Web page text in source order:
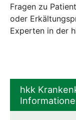
Fragen zu
oder
Experten in der
hkk